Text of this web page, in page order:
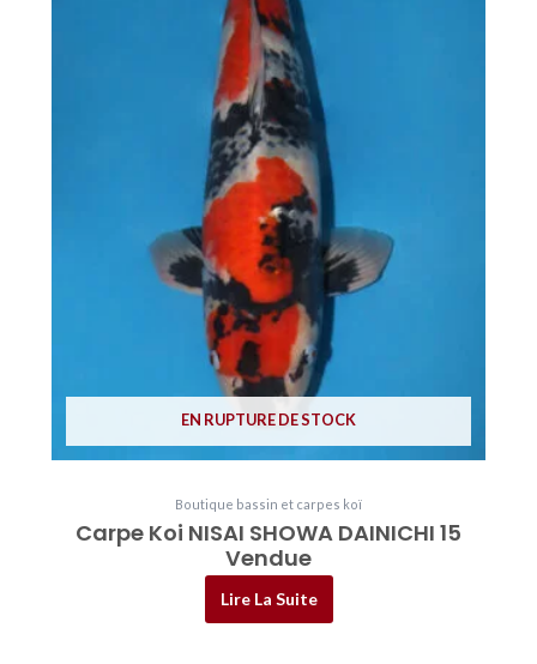
EN RUPTURE DE STOCK
Boutique bassin et carpes koï
Carpe Koi NISAI SHOWA DAINICHI 15
Vendue
Lire La Suite